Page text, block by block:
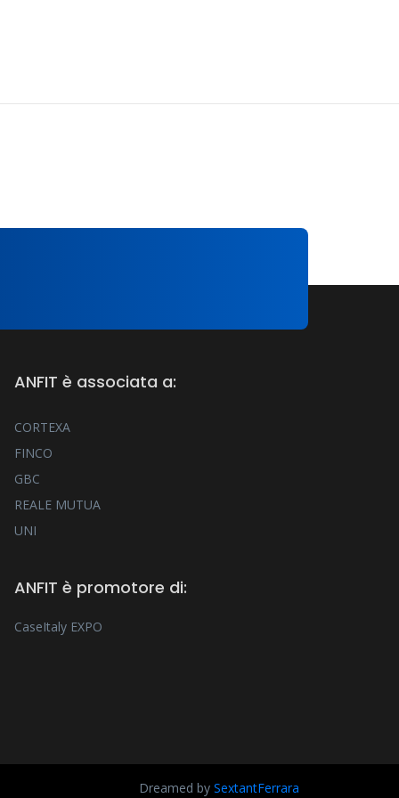
ANFIT è associata a:
CORTEXA
FINCO
GBC
REALE MUTUA
UNI
ANFIT è promotore di:
CaseItaly EXPO
Dreamed by SextantFerrara